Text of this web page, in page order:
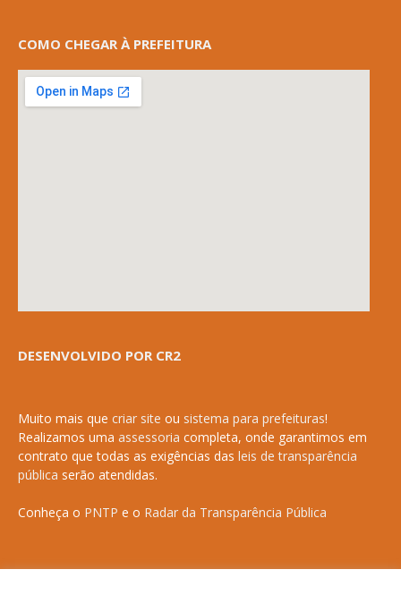
COMO CHEGAR À PREFEITURA
DESENVOLVIDO POR CR2
Muito mais que criar site ou sistema para prefeituras!
Realizamos uma assessoria completa, onde garantimos em
contrato que todas as exigências das leis de transparência
pública serão atendidas.
Conheça o PNTP e o Radar da Transparência Pública